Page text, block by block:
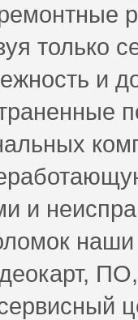
только
и
и